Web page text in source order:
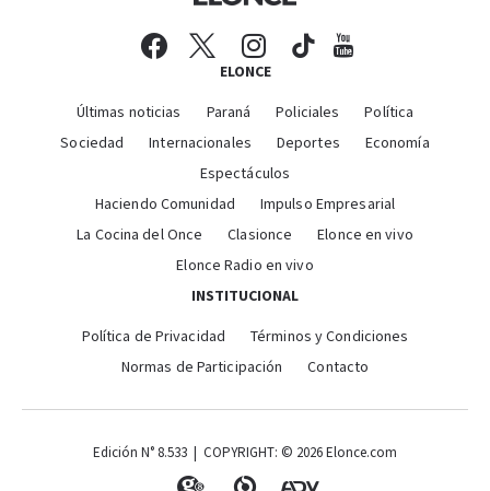
ELONCE
Últimas noticias Paraná Policiales
Política
Sociedad
Internacionales Deportes
Economía
Espectáculos
Haciendo Comunidad
Impulso Empresarial
La Cocina del Once
Clasionce
Elonce en vivo
Elonce Radio en vivo
INSTITUCIONAL
Política de Privacidad
Términos y Condiciones
Normas de Participación
Contacto
Edición N° 8.533 | COPYRIGHT: © 2026 Elonce.com